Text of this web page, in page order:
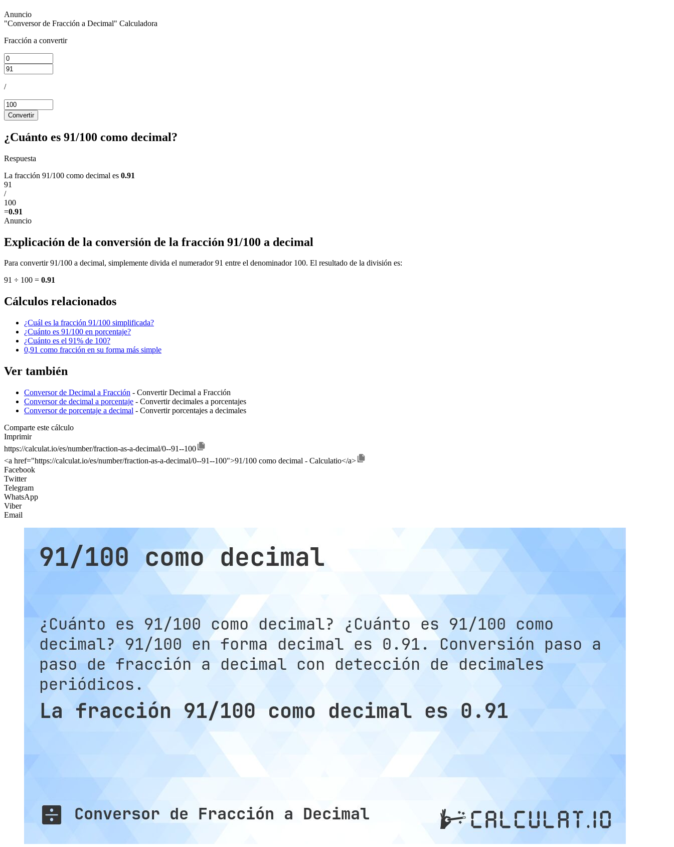
"Conversor de Fracción a Decimal" Calculadora
Fracción a convertir
/
Convertir
¿Cuánto es 91/100 como decimal?
Respuesta
La fracción 91/100 como decimal es 0.91
91
/
100
=0.91
Explicación de la conversión de la fracción 91/100 a decimal
Para convertir 91/100 a decimal, simplemente divida el numerador 91 entre el denominador 100. El resultado de la división es:
91 ÷ 100 = 0.91
Cálculos relacionados
¿Cuál es la fracción 91/100 simplificada?
¿Cuánto es 91/100 en porcentaje?
¿Cuánto es el 91% de 100?
0,91 como fracción en su forma más simple
Ver también
Conversor de Decimal a Fracción - Convertir Decimal a Fracción
Conversor de decimal a porcentaje - Convertir decimales a porcentajes
Conversor de porcentaje a decimal - Convertir porcentajes a decimales
Comparte este cálculo
Imprimir
https://calculat.io/es/number/fraction-as-a-decimal/0--91--100
<a href="https://calculat.io/es/number/fraction-as-a-decimal/0--91--100">91/100 como decimal - Calculatio</a>
Facebook
Twitter
Telegram
WhatsApp
Viber
Email